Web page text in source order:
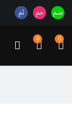
0
0